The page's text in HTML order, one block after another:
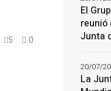
5 0
El
reunió
Junta
La
20/07/